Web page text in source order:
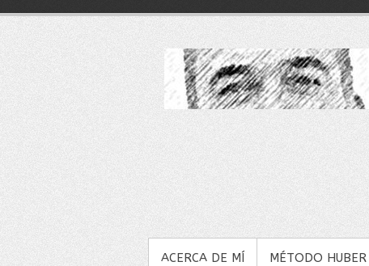
contenido
MENÚ PRINCIPAL
ACERCA DE MÍ MÉTODO HUBER